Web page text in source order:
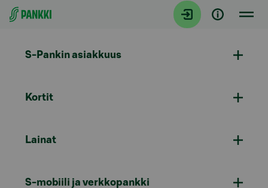
Siirry suoraan sisältöön
S-Pankin asiakkuus
Kortit
Lainat
S-mobiili ja verkkopankki